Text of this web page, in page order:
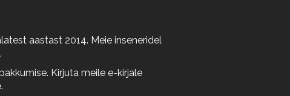
aastast 2014. Meie inseneridel
Kirjuta meile e-kirjale